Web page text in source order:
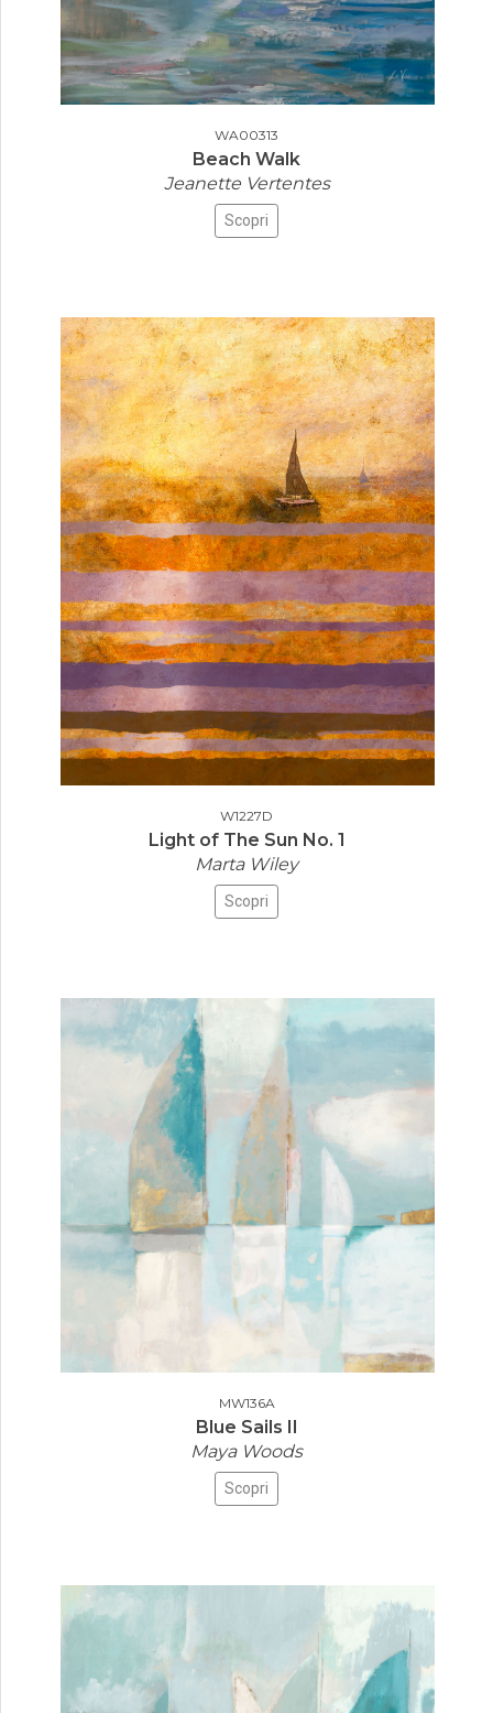
WA00313
Beach Walk
Jeanette Vertentes
Scopri
W1227D
Light of The Sun No. 1
Marta Wiley
Scopri
MW136A
Blue Sails II
Maya Woods
Scopri